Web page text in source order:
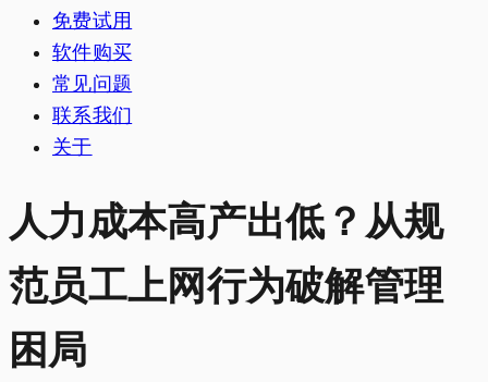
免费试用
软件购买
常见问题
联系我们
关于
人力成本高产出低？从规
范员工上网行为破解管理
困局